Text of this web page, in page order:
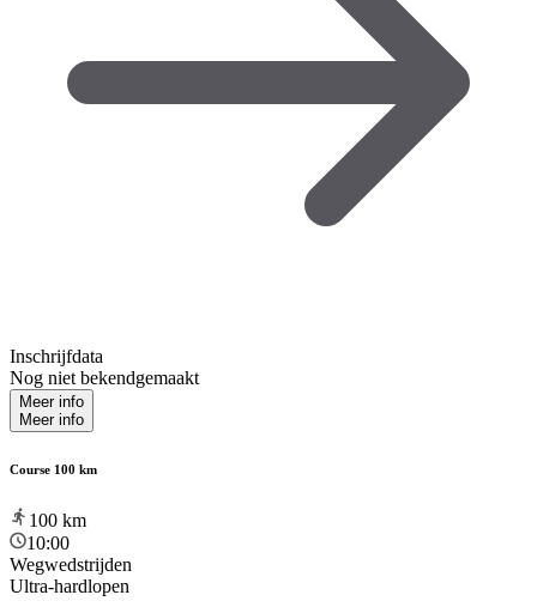
Inschrijfdata
Nog niet bekendgemaakt
Meer info
Meer info
Course 100 km
100 km
10:00
Wegwedstrijden
Ultra-hardlopen